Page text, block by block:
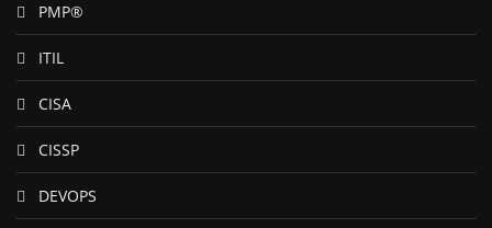
PMP®
ITIL
CISA
CISSP
DEVOPS